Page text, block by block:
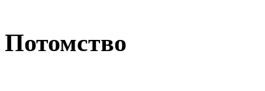
Потомство